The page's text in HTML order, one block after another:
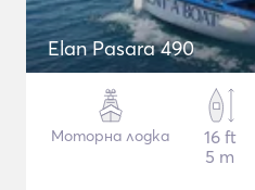
Elan Pasara 490
Моторна лодка
16 ft
5 m